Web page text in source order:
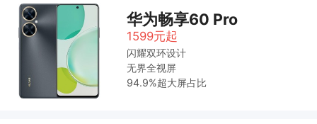
华为畅享60 Pro
1599元起
闪耀双环设计
无界全视屏
94.9%超大屏占比